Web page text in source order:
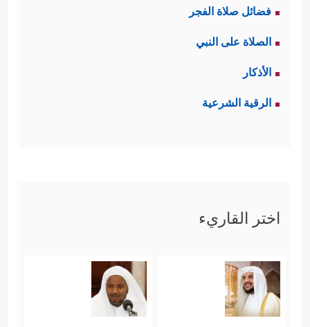
فضائل صلاة الفجر
الصلاة على النبي
الأذكار
الرقية الشرعية
اختر القاريء